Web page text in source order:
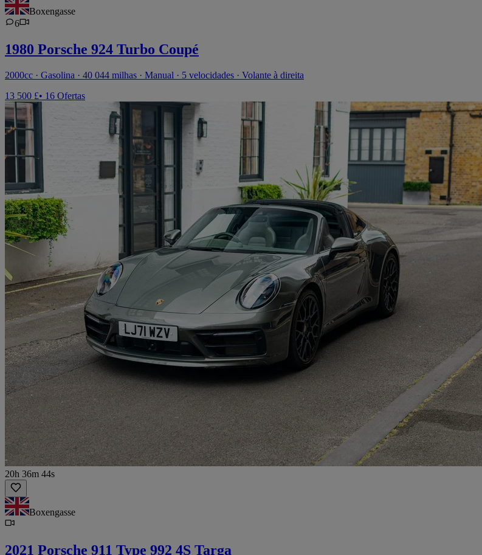
Boxengasse
6
1980 Porsche 924 Turbo Coupé
2000cc · Gasolina · 40 044 milhas · Manual · 5 velocidades · Volante à direita
13 500 £• 16 Ofertas
20h 36m 44s
Boxengasse
2021 Porsche 911 Type 992 4S Targa